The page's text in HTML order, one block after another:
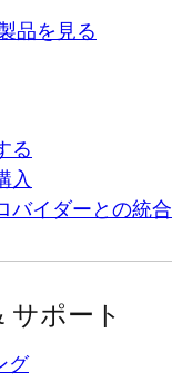
品を見る
る
入
バイダーとの統合
サポート
グ